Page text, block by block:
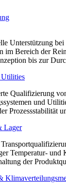
Unterstützung
im Bereich der
bis zur
Qualifizierung
und
Prozessstabilität
Lager
Temperatur- und
der